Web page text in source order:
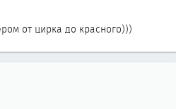
от цирка до красного)))